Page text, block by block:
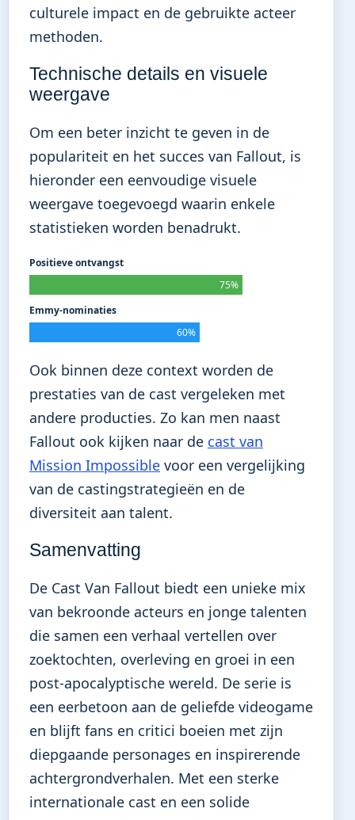
culturele impact en de gebruikte acteer
methoden.
Technische details en visuele
weergave
Om een beter inzicht te geven in de
populariteit en het succes van Fallout, is
hieronder een eenvoudige visuele
weergave toegevoegd waarin enkele
statistieken worden benadrukt.
Positieve ontvangst
75%
Emmy-nominaties
60%
Ook binnen deze context worden de
prestaties van de cast vergeleken met
andere producties. Zo kan men naast
Fallout ook kijken naar de cast van
Mission Impossible voor een vergelijking
van de castingstrategieën en de
diversiteit aan talent.
Samenvatting
De Cast Van Fallout biedt een unieke mix
van bekroonde acteurs en jonge talenten
die samen een verhaal vertellen over
zoektochten, overleving en groei in een
post-apocalyptische wereld. De serie is
een eerbetoon aan de geliefde videogame
en blijft fans en critici boeien met zijn
diepgaande personages en inspirerende
achtergrondverhalen. Met een sterke
internationale cast en een solide